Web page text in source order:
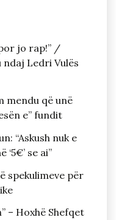
jo rap!” /
ndaj Ledri Vulës
mendu që unë
e” fundit
“Askush nuk e
se ai”
spekulimeve për
– Hoxhë Shefqet